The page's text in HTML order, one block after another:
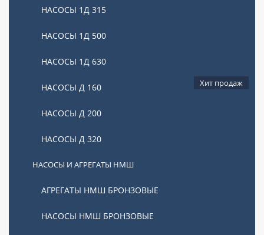
НАСОСЫ 1Д 315
НАСОСЫ 1Д 500
НАСОСЫ 1Д 630
НАСОСЫ Д 160
НАСОСЫ Д 200
НАСОСЫ Д 320
НАСОСЫ И АГРЕГАТЫ НМШ
АГРЕГАТЫ НМШ БРОНЗОВЫЕ
НАСОСЫ НМШ БРОНЗОВЫЕ
Популярные товары
Хит продаж
Агрегат НМШ 2-40-1,6/16 Б с двигателем 2,2 кВт